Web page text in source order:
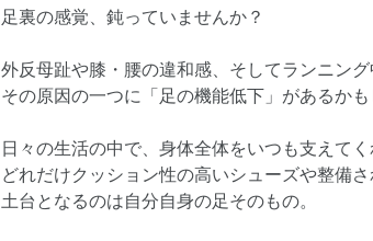
足裏の感覚、鈍っていませんか？
外反母趾や膝・腰の違和感、そしてランニング
その原因の一つに「足の機能低下」があるかも
日々の生活の中で、身体全体をいつも支えてく
どれだけクッション性の高いシューズや整備さ
土台となるのは自分自身の足そのもの。